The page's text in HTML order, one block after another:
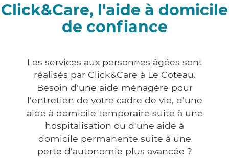
Click&Care, l'aide à domicile
de confiance
Les services aux personnes âgées sont
réalisés par Click&Care à Le Coteau.
Besoin d'une aide ménagère pour
l'entretien de votre cadre de vie, d'une
aide à domicile temporaire suite à une
hospitalisation ou d'une aide à
domicile permanente suite à une
perte d'autonomie plus avancée ?